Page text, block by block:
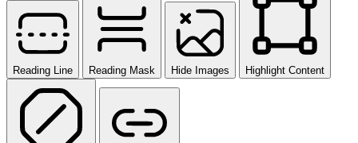
Reading Line Reading Mask Hide Images Highlight Content